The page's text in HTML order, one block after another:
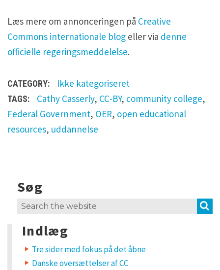
Læs mere om annonceringen på Creative
Commons internationale blog eller via denne
officielle regeringsmeddelelse.
CATEGORY: Ikke kategoriseret
TAGS: Cathy Casserly, CC-BY, community college,
Federal Government, OER, open educational
resources, uddannelse
Søg
Search
Indlæg
Tre sider med fokus på det åbne
Danske oversættelser af CC